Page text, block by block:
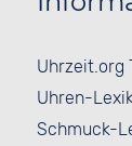
Uhrzeit.org
Uhren-
Schmuck-